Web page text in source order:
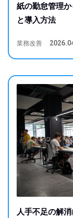
紙の勤怠管理
と導入方法
業務改善
人手不足の解